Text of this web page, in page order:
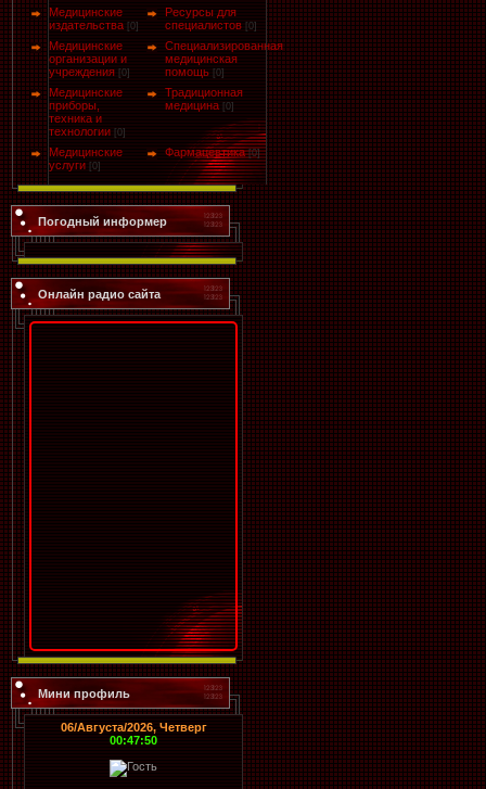
Медицинские
издательства [0]
Ресурсы для
специалистов [0]
Медицинские
организации и
учреждения [0]
Специализированная
медицинская
помощь [0]
Медицинские
приборы,
техника и
технологии [0]
Традиционная
медицина [0]
Медицинские
услуги [0]
Фармацевтика [0]
Погодный информер
Онлайн радио сайта
Мини профиль
06/Августа/2026, Четверг
00:47:50